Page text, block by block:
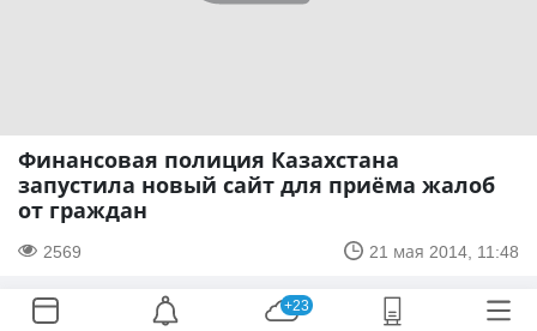
Финансовая полиция Казахстана
запустила новый сайт для приёма жалоб
от граждан
2569 21 мая 2014, 11:48
+23